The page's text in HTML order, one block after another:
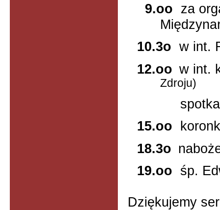
9.oo za
10.3o w int.
12.oo w int.
Zdroju)
spotkanie
15.oo
18.3o
19.oo śp.
Dziękujemy